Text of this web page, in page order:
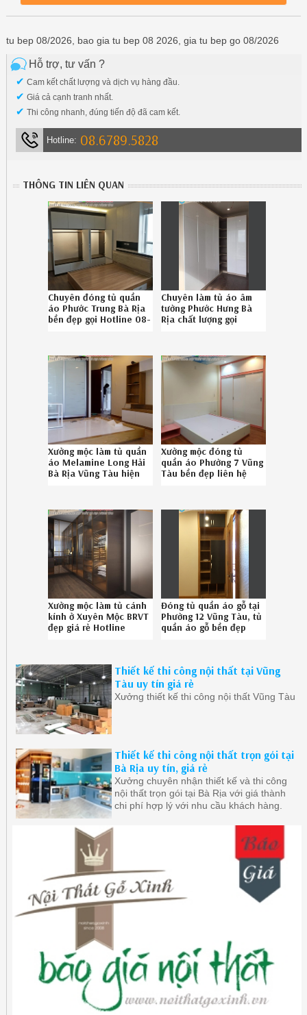
tu bep 08/2026, bao gia tu bep 08 2026, gia tu bep go 08/2026
Hỗ trợ, tư vấn ?
✔ Cam kết chất lượng và dịch vụ hàng đầu.
✔ Giá cả cạnh tranh nhất.
✔ Thi công nhanh, đúng tiến độ đã cam kết.
Hotline: 08.6789.5828
THÔNG TIN LIÊN QUAN
Chuyên đóng tủ quần
áo Phước Trung Bà Rịa
bền đẹp gọi Hotline 08-
Chuyên làm tủ áo âm
tường Phước Hưng Bà
Rịa chất lượng gọi
Xưởng mộc làm tủ quần
áo Melamine Long Hải
Bà Rịa Vũng Tàu hiện
Xưởng mộc đóng tủ
quần áo Phường 7 Vũng
Tàu bền đẹp liên hệ
Xưởng mộc làm tủ cánh
kính ở Xuyên Mộc BRVT
đẹp giá rẻ Hotline
Đóng tủ quần áo gỗ tại
Phường 12 Vũng Tàu, tủ
quần áo gỗ bền đẹp
Thiết kế thi công nội thất tại Vũng
Tàu uy tín giá rẻ
Xưởng thiết kế thi công nội thất Vũng Tàu
Thiết kế thi công nội thất trọn gói tại
Bà Rịa uy tín, giá rẻ
Xưởng chuyên nhận thiết kế và thi công
nội thất trọn gói tại Bà Rịa với giá thành
chi phí hợp lý với nhu cầu khách hàng.